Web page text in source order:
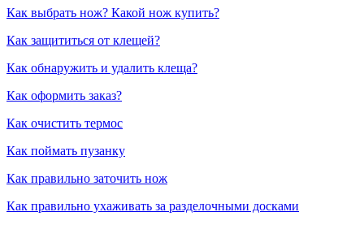
Как выбрать нож? Какой нож купить?
Как защититься от клещей?
Как обнаружить и удалить клеща?
Как оформить заказ?
Как очистить термос
Как поймать пузанку
Как правильно заточить нож
Как правильно ухаживать за разделочными досками